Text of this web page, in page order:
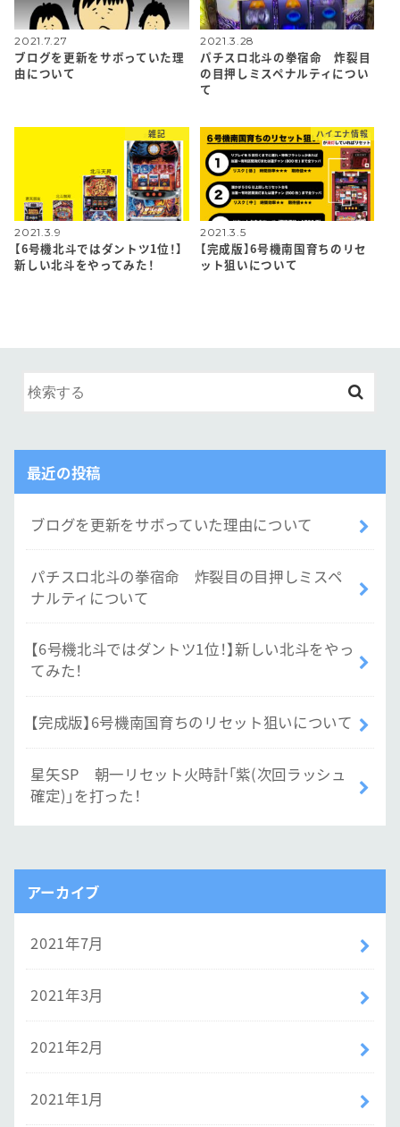
2021.7.27
ブログを更新をサボっていた理
由について
2021.3.28
パチスロ北斗の拳宿命 炸裂目
の目押しミスペナルティについ
て
雑記
2021.3.9
【6号機北斗ではダントツ1位！】
新しい北斗をやってみた！
ハイエナ情報
2021.3.5
【完成版】6号機南国育ちのリセ
ット狙いについて
最近の投稿
ブログを更新をサボっていた理由について
パチスロ北斗の拳宿命 炸裂目の目押しミスペ
ナルティについて
【6号機北斗ではダントツ1位！】新しい北斗をやっ
てみた！
【完成版】6号機南国育ちのリセット狙いについて
星矢SP 朝一リセット火時計「紫(次回ラッシュ
確定)」を打った！
アーカイブ
2021年7月
2021年3月
2021年2月
2021年1月